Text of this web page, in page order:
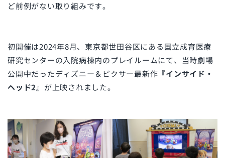
ど前例がない取り組みです。
初開催は2024年8月、東京都世田谷区にある国立成育医療
研究センターの入院病棟内のプレイルームにて、当時劇場
公開中だったディズニー＆ピクサー最新作 『インサイド・
ヘッド2』 が上映されました。